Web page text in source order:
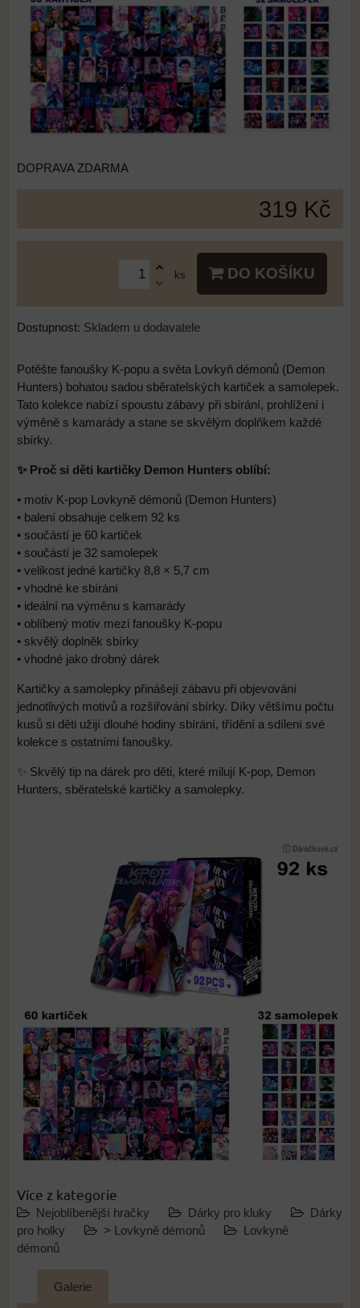
DOPRAVA ZDARMA
319 Kč
ks DO KOŠÍKU
Dostupnost: Skladem u dodavatele
Potěšte fanoušky K-popu a světa Lovkyň démonů (Demon
Hunters) bohatou sadou sběratelských kartiček a samolepek.
Tato kolekce nabízí spoustu zábavy při sbírání, prohlížení i
výměně s kamarády a stane se skvělým doplňkem každé
sbírky.
✨ Proč si děti kartičky Demon Hunters oblíbí:
• motiv K-pop Lovkyně démonů (Demon Hunters)
• balení obsahuje celkem 92 ks
• součástí je 60 kartiček
• součástí je 32 samolepek
• velikost jedné kartičky 8,8 × 5,7 cm
• vhodné ke sbírání
• ideální na výměnu s kamarády
• oblíbený motiv mezi fanoušky K-popu
• skvělý doplněk sbírky
• vhodné jako drobný dárek
Kartičky a samolepky přinášejí zábavu při objevování
jednotlivých motivů a rozšiřování sbírky. Díky většímu počtu
kusů si děti užijí dlouhé hodiny sbírání, třídění a sdílení své
kolekce s ostatními fanoušky.
✨ Skvělý tip na dárek pro děti, které milují K-pop, Demon
Hunters, sběratelské kartičky a samolepky.
Více z kategorie
Nejoblíbenější hračky Dárky pro kluky
Dárky
pro holky
> Lovkyně démonů
Lovkyně
démonů
Galerie